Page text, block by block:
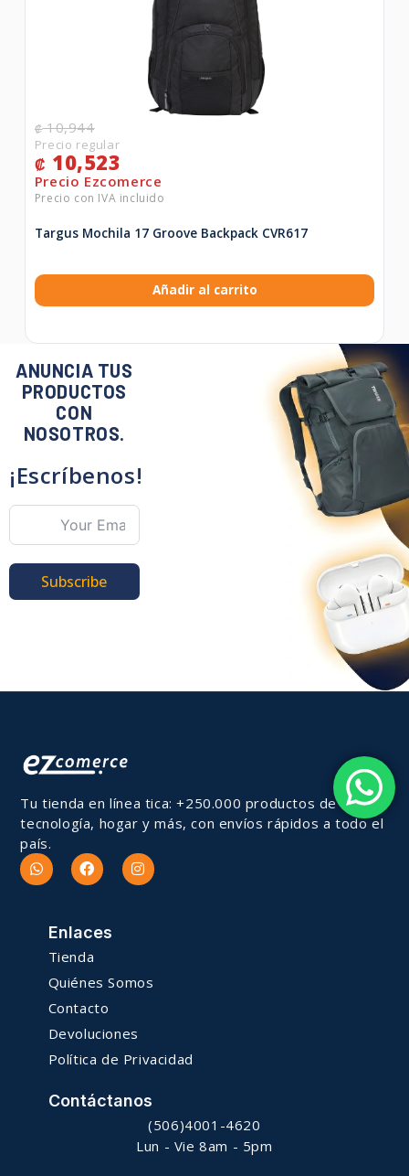
₡10,944
₡ 10,523
Targus Mochila 17 Groove Backpack CVR617
Añadir al carrito
ANUNCIA TUS
PRODUCTOS
CON
NOSOTROS.
¡Escríbenos!
Subscribe
Tu tienda en línea tica: +250.000 productos de
tecnología, hogar y más, con envíos rápidos a todo el
país.
Enlaces
Tienda
Quiénes Somos
Contacto
Devoluciones
Política de Privacidad
Contáctanos
(506)4001-4620
Lun - Vie 8am - 5pm